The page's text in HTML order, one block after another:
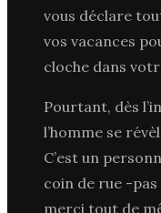
vous déclare
vos vacances
cloche dans
Pourtant, dès
l’homme se
C’est un
coin de rue -
merci tout de